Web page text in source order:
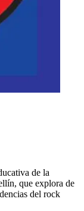
de la
que explora de
del rock